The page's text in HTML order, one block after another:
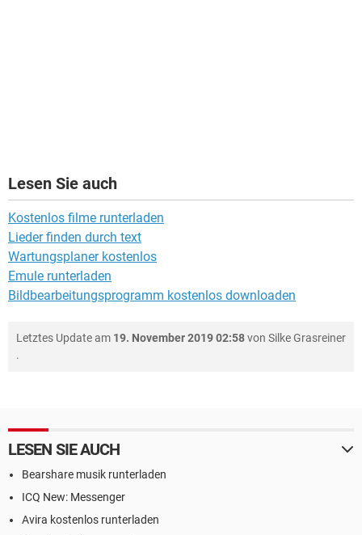
Lesen Sie auch
Kostenlos filme runterladen
Lieder finden durch text
Wartungsplaner kostenlos
Emule runterladen
Bildbearbeitungsprogramm kostenlos downloaden
Letztes Update am 19. November 2019 02:58von Silke Grasreiner
.
LESEN SIE AUCH
Bearshare musik runterladen
ICQ New: Messenger
Avira kostenlos runterladen